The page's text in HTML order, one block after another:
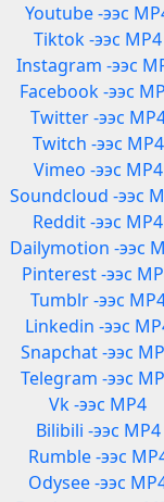
Youtube -ээс
Tiktok -ээс MP4
Instagram -ээс
Facebook -ээс
Twitter -ээс
Twitch -ээс MP4
Vimeo -ээс MP4
Soundcloud -ээс
Reddit -ээс MP4
Dailymotion -ээс
Pinterest -ээс
Tumblr -ээс
Linkedin -ээс
Snapchat -ээс
Telegram -ээс
Vk -ээс MP4
Bilibili -ээс MP4
Rumble -ээс
Odysee -ээс